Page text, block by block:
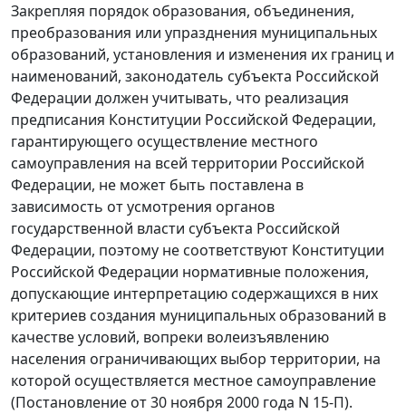
Закрепляя порядок образования, объединения,
преобразования или упразднения муниципальных
образований, установления и изменения их границ и
наименований, законодатель субъекта Российской
Федерации должен учитывать, что реализация
предписания Конституции Российской Федерации,
гарантирующего осуществление местного
самоуправления на всей территории Российской
Федерации, не может быть поставлена в
зависимость от усмотрения органов
государственной власти субъекта Российской
Федерации, поэтому не соответствуют Конституции
Российской Федерации нормативные положения,
допускающие интерпретацию содержащихся в них
критериев создания муниципальных образований в
качестве условий, вопреки волеизъявлению
населения ограничивающих выбор территории, на
которой осуществляется местное самоуправление
(Постановление от 30 ноября 2000 года N 15-П).